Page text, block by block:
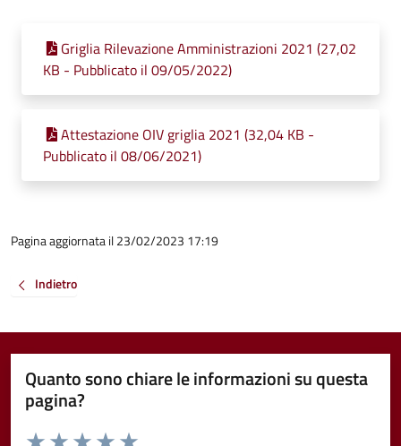
Griglia Rilevazione Amministrazioni 2021 (27,02
KB - Pubblicato il 09/05/2022)
Attestazione OIV griglia 2021 (32,04 KB -
Pubblicato il 08/06/2021)
Pagina aggiornata il 23/02/2023 17:19
Indietro
Quanto sono chiare le informazioni su questa
pagina?
Valuta da 1 a 5 stelle la pagina